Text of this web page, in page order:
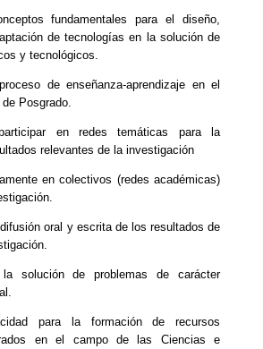
fundamentales para el diseño,
de tecnologías en la solución de
y tecnológicos.
de enseñanza-aprendizaje en el
Posgrado.
en redes temáticas para la
relevantes de la investigación
en colectivos (redes académicas)
oral y escrita de los resultados de
solución de problemas de carácter
para la formación de recursos
en el campo de las Ciencias e